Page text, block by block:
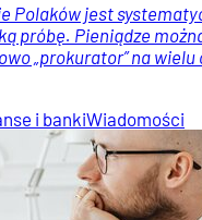
Polaków jest
próbę. Pieniądze
„prokurator” na
i bankiWiadomości